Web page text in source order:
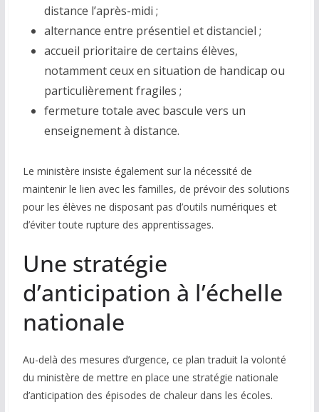
distance l’après-midi ;
alternance entre présentiel et distanciel ;
accueil prioritaire de certains élèves,
notamment ceux en situation de handicap ou
particulièrement fragiles ;
fermeture totale avec bascule vers un
enseignement à distance.
Le ministère insiste également sur la nécessité de
maintenir le lien avec les familles, de prévoir des solutions
pour les élèves ne disposant pas d’outils numériques et
d’éviter toute rupture des apprentissages.
Une stratégie
d’anticipation à l’échelle
nationale
Au-delà des mesures d’urgence, ce plan traduit la volonté
du ministère de mettre en place une stratégie nationale
d’anticipation des épisodes de chaleur dans les écoles.